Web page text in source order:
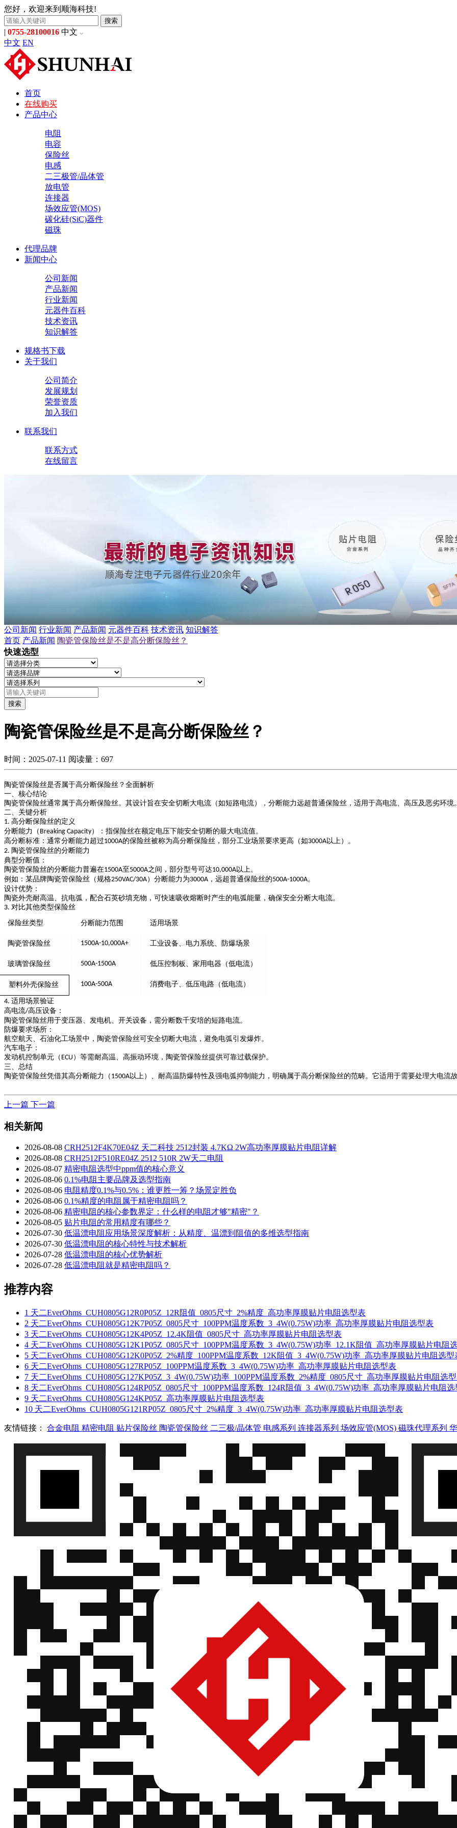
您好，欢迎来到顺海科技!
搜索
| 0755-28100016 中文
中文 EN
首页
在线购买
产品中心
电阻
电容
保险丝
电感
二三极管/晶体管
放电管
连接器
场效应管(MOS)
碳化硅(SiC)器件
磁珠
代理品牌
新闻中心
公司新闻
产品新闻
行业新闻
元器件百科
技术资讯
知识解答
规格书下载
关于我们
公司简介
发展规划
荣誉资质
加入我们
联系我们
联系方式
在线留言
公司新闻 行业新闻 产品新闻 元器件百科 技术资讯 知识解答
首页 产品新闻 陶瓷管保险丝是不是高分断保险丝？
快速选型
搜索
陶瓷管保险丝是不是高分断保险丝？
时间：2025-07-11 阅读量：697
陶瓷管保险丝是否属于高分断保险丝？全面解析
一、核心结论
陶瓷管保险丝通常属于高分断保险丝 。其设计旨在安全切断大电流（如短路电流），分断能力远超普通保险丝，适用于高电流、高压及恶劣环境。
二、关键分析
1. 高分断保险丝的定义
分断能力（ Breaking Capacity）
：指保险丝在额定电压下能安全切断的最大电流值。
高分断标准 ：通常分断能力超过1000A的保险丝被称为高分断保险丝，部分工业场景要求更高（如3000A以上）。
2. 陶瓷管保险丝的分断能力
典型分断值 ：
陶瓷管保险丝的分断能力普遍在1500A至 5000A之间，部分型号可达10,000A以上。
例如：某品牌陶瓷管保险丝（规格250VAC/30A）分断能力为3000A ，远超普通保险丝的500A-1000A。
设计优势 ：
陶瓷外壳耐高温、抗电弧，配合石英砂填充物，可快速吸收熔断时产生的电弧能量，确保安全分断大电流。
3. 对比其他类型保险丝
保险丝类型 分断能力范围 适用场景
陶瓷管保险丝 1500A-10,000A+ 工业设备、电力系统、防爆场景
玻璃管保险丝 500A-1500A 低压控制板、家用电器（低电流）
塑料外壳保险丝 100A-500A 消费电子、低压电路（低电流）
4. 适用场景验证
高电流/高压设备 ：
陶瓷管保险丝用于变压器、发电机、开关设备，需分断数千安培的短路电流。
防爆要求场所 ：
航空航天、石油化工场景中，陶瓷管保险丝可安全切断大电流，避免电弧引发爆炸。
汽车电子 ：
发动机控制单元（ ECU ）等需耐高温、高振动环境，陶瓷管保险丝提供可靠过载保护。
三、总结
陶瓷管保险丝凭借其高分断能力（ 1500A以上） 耐高温防爆特性及强电弧抑制能力 ，明确属于高分断保险丝的范畴。它适用于需要处理大电流
上一篇 下一篇
相关新闻
2026-08-08 CRH2512F4K70E04Z 天二科技 2512封装 4.7KΩ 2W高功率厚膜贴片电阻详解
2026-08-08 CRH2512F510RE04Z 2512 510R 2W天二电阻
2026-08-07 精密电阻选型中ppm值的核心意义
2026-08-06 0.1%电阻主要品牌及选型指南
2026-08-06 电阻精度0.1%与0.5%：谁更胜一筹？场景定胜负
2026-08-06 0.1%精度的电阻属于精密电阻吗？
2026-08-06 精密电阻的核心参数界定：什么样的电阻才够"精密"？
2026-08-05 贴片电阻的常用精度有哪些？
2026-07-30 低温漂电阻应用场景深度解析：从精度、温漂到阻值的多维选型指南
2026-07-30 低温漂电阻的核心特性与技术解析
2026-07-28 低温漂电阻的核心优势解析
2026-07-28 低温漂电阻就是精密电阻吗？
推荐内容
1 天二EverOhms_CUH0805G12R0P05Z_12R阻值_0805尺寸_2%精度_高功率厚膜贴片电阻选型表
2 天二EverOhms_CUH0805G12K7P05Z_0805尺寸_100PPM温度系数_3_4W(0.75W)功率_高功率厚膜贴片电阻选型表
3 天二EverOhms_CUH0805G12K4P05Z_12.4K阻值_0805尺寸_高功率厚膜贴片电阻选型表
4 天二EverOhms_CUH0805G12K1P05Z_0805尺寸_100PPM温度系数_3_4W(0.75W)功率_12.1K阻值_高功率厚膜贴片电阻
5 天二EverOhms_CUH0805G12K0P05Z_2%精度_100PPM温度系数_12K阻值_3_4W(0.75W)功率_高功率厚膜贴片电阻选型
6 天二EverOhms_CUH0805G127RP05Z_100PPM温度系数_3_4W(0.75W)功率_高功率厚膜贴片电阻选型表
7 天二EverOhms_CUH0805G127KP05Z_3_4W(0.75W)功率_100PPM温度系数_2%精度_0805尺寸_高功率厚膜贴片电阻选
8 天二EverOhms_CUH0805G124RP05Z_0805尺寸_100PPM温度系数_124R阻值_3_4W(0.75W)功率_高功率厚膜贴片电阻选
9 天二EverOhms_CUH0805G124KP05Z_高功率厚膜贴片电阻选型表
10 天二EverOhms_CUH0805G121RP05Z_0805尺寸_2%精度_3_4W(0.75W)功率_高功率厚膜贴片电阻选型表
友情链接： 合金电阻 精密电阻 贴片保险丝 陶瓷管保险丝 二三极/晶体管 电感系列 连接器系列 场效应管(MOS) 磁珠代理系列